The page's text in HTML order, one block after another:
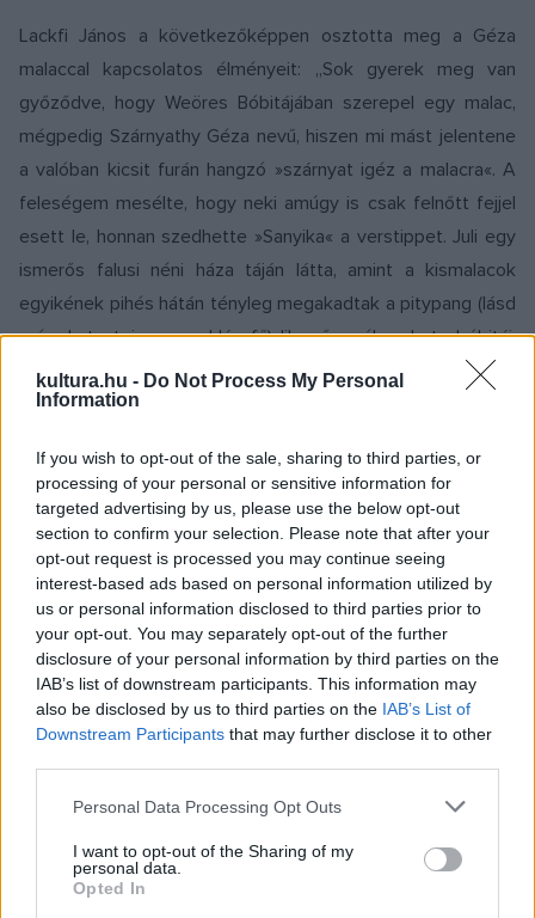
kultura.hu - Do Not Process My Personal
Information
If you wish to opt-out of the sale, sharing to third parties, or
processing of your personal or sensitive information for
targeted advertising by us, please use the below opt-out
section to confirm your selection. Please note that after your
opt-out request is processed you may continue seeing
interest-based ads based on personal information utilized by
us or personal information disclosed to third parties prior to
your opt-out. You may separately opt-out of the further
disclosure of your personal information by third parties on the
IAB’s list of downstream participants. This information may
also be disclosed by us to third parties on the IAB’s List of
Downstream Participants that may further disclose it to other
Please note that this website/app uses one or more Google
not limited to your visit or usage behaviour. You may click to
grant or deny consent to Google and its third-party tags to
use your data for below specified purposes in below Google
Personal Data Processing Opt Outs
I want to opt-out of the Sharing of my
personal data.
Opted In
Lackfi János a következőképpen osztotta meg a Géza
malaccal kapcsolatos élményeit: „Sok gyerek meg van
győződve, hogy Weöres Bóbitájában szerepel egy malac,
mégpedig Szárnyathy Géza nevű, hiszen mi mást jelentene
a valóban kicsit furán hangzó »szárnyat igéz a malacra«. A
feleségem mesélte, hogy neki amúgy is csak felnőtt fejjel
esett le, honnan szedhette »Sanyika« a verstippet. Juli egy
ismerős falusi néni háza táján látta, amint a kismalacok
egyikének pihés hátán tényleg megakadtak a pitypang (lásd
még: kutyatej, gyermekláncfű) libegő, szél sodorta bóbitái,
ezek a mini ejtőernyős kommandósok, és valódi
szárnypihetollakként rezegtek a levegőben.”
Nyilvánvalóan több óvodában is megtörtént az, hogy az
egyik ovis azt kérte az óvó nénitől, hogy énekeljék el a Géza
malacot. Csak hosszas tanakodás után derült ki, hogy a
gyerek WeöresTündérére gondolt, Bóbitára, aki szárnyat
igéz a malacra. A gyerek fejecskéjében így ragadt meg:
Szárnyati Géza malac.
Ugyanakkor a Géza malac népetimológiával keletkezett,
hiszen a gyerekek valami általuk érthetőt kívántak a
számukra érthetetlen szószerkezetből, a „Szárnyat igéz a
malacra” sorból kihozni. Mi több, egy igen ritka szóalkotási
mód is szerepet játszik, az úgynevezett szóhatár-eltolódás,
vagyis az a nyelvi jelenség, amelynek során az egymás után